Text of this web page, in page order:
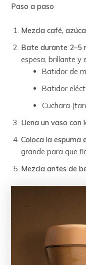
Paso a paso
Mezcla café,
Bate durante 2–5
espesa, brillante y
Batidor de
Batidor
Cuchara
Llena un vaso con
Coloca la espuma
grande para que
Mezcla antes de